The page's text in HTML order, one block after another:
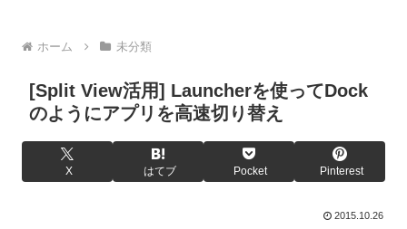
ホーム 未分類
[Split View活用] Launcherを使ってDock
のようにアプリを高速切り替え
X はてブ Pocket Pinterest
2015.10.26